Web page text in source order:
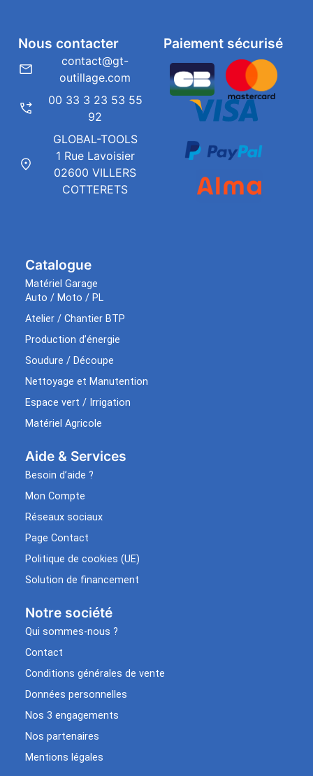
Catalogue
Matériel Garage
Auto / Moto / PL
Atelier / Chantier BTP
Production d’énergie
Soudure / Découpe
Nettoyage et Manutention
Espace vert / Irrigation
Matériel Agricole
Aide & Services​
Besoin d’aide ?
Mon Compte
Réseaux sociaux
Page Contact
Politique de cookies (UE)
Solution de financement
Notre société
Qui sommes-nous ?
Contact
Conditions générales de vente
Données personnelles
Nos 3 engagements
Nos partenaires
Mentions légales
Paiement sécurisé
Nous contacter
contact@gt-
outillage.com
00 33 3 23 53 55
92
GLOBAL-TOOLS
1 Rue Lavoisier
02600 VILLERS
COTTERETS